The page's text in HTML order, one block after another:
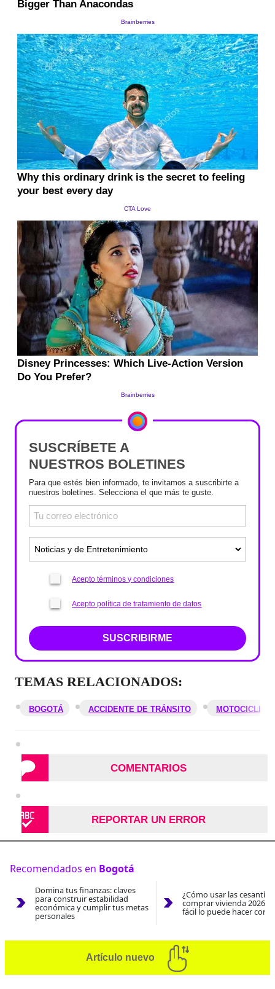
SUSCRÍBETE A
NUESTROS BOLETINES
Para que estés bien informado, te invitamos a suscribirte a
nuestros boletines. Selecciona el que más te guste.
Acepto términos y condiciones
Acepto política de tratamiento de datos
SUSCRIBIRME
TEMAS RELACIONADOS:
BOGOTÁ ACCIDENTE DE TRÁNSITO
COMENTARIOS
REPORTAR UN ERROR
Recomendados en Bogotá
Domina tus finanzas: claves
para construir estabilidad
económica y cumplir tus metas
personales
¿Cómo usar las
comprar vivienda 2026?
fácil lo puede hacer con
Artículo nuevo